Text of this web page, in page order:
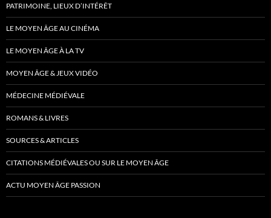
PATRIMOINE, LIEUX D’INTÉRÊT
LE MOYEN ÂGE AU CINÉMA
LE MOYEN ÂGE À LA TV
MOYEN ÂGE & JEUX VIDÉO
MÉDECINE MÉDIÉVALE
ROMANS & LIVRES
SOURCES & ARTICLES
CITATIONS MÉDIÉVALES OU SUR LE MOYEN ÂGE
ACTU MOYEN ÂGE PASSION